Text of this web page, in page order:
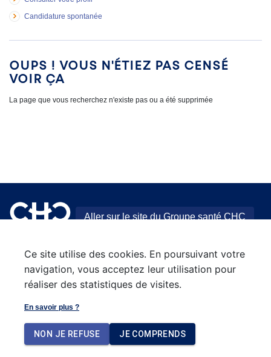
Candidature spontanée
Oups ! Vous n'étiez pas censé
voir ça
La page que vous recherchez n'existe pas ou a été supprimée
Aller sur le site du Groupe santé CHC
Ce site utilise des cookies. En poursuivant votre
navigation, vous acceptez leur utilisation pour
réaliser des statistiques de visites.
En savoir plus ?
NON JE REFUSE JE COMPRENDS